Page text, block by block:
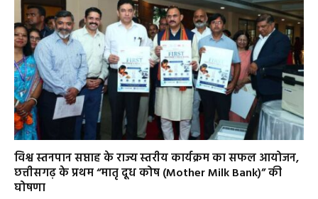
विश्व स्तनपान सप्ताह के राज्य स्तरीय कार्यक्रम का सफल आयोजन,
छत्तीसगढ़ के प्रथम “मातृ दूध कोष (Mother Milk Bank)” की
घोषणा